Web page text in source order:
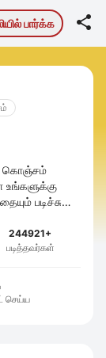
பார்க்க 
கொஞ்சம்
உங்களுக்கு
படிச்சு
244921+
படித்தவர்கள்
செய்ய